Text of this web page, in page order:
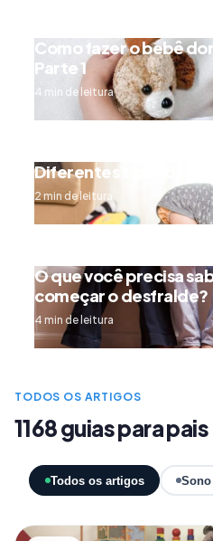
Como fazer o bebê
Parte 1
4 min de leitura
Diferentes tipos de
2 min de leitura
O que você precisa
começar o desfralde?
4 min de leitura
TODOS OS ARTIGOS
1168 guias para pais
Todos os artigos Sono